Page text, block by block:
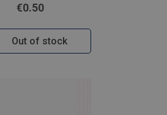
€0.50
Out of stock